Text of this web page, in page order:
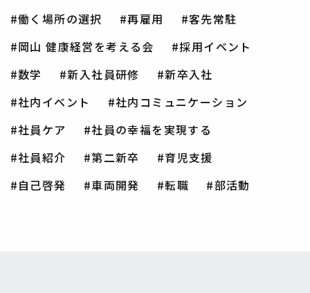
働く場所の選択
再雇用
客先常駐
岡山 健康経営を考える会
採用イベント
数学
新入社員研修
新卒入社
社内イベント
社内コミュニケーション
社員ケア
社員の幸福を実現する
社員紹介
第二新卒
育児支援
自己啓発
車両開発 転職 部活動